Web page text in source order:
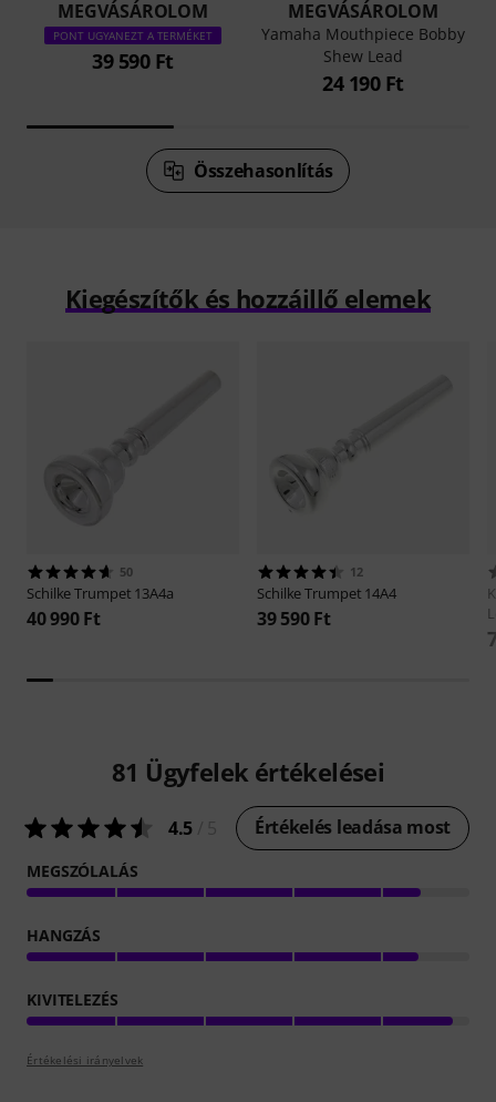
MEGVÁSÁROLOM
PONT UGYANEZT A TERMÉKET
39 590 Ft
MEGVÁSÁROLOM
Yamaha Mouthpiece Bobby
Shew Lead
24 190 Ft
Összehasonlítás
Kiegészítők és hozzáillő elemek
50
SchilkeTrumpet 13A4a
40 990 Ft
12
SchilkeTrumpet 14A4
39 590 Ft
81 Ügyfelek értékelései
4.5 Értékelés leadása most
MEGSZÓLALÁS
HANGZÁS
KIVITELEZÉS
Értékelési irányelvek